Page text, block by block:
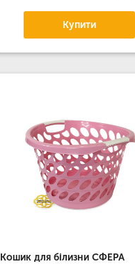
Купити
Кошик для білизни СФЕРА